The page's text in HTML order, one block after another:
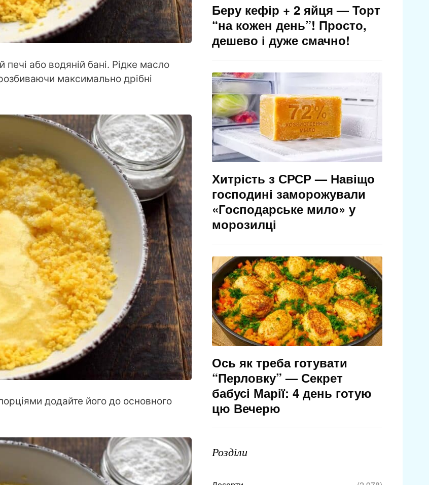
або водяній бані. Рідке масло
максимально дрібні
додайте його до основного
Беру кефір + 2 яйця — Торт
“на кожен день”! Просто,
дешево і дуже смачно!
Хитрість з СРСР — Навіщо
господині заморожували
«Господарське мило» у
морозилці
Ось як треба готувати
“Перловку” — Секрет
бабусі Марії: 4 день готую
цю Вечерю
Розділи